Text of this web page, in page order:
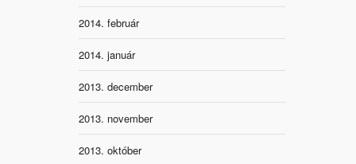
2014. február
2014. január
2013. december
2013. november
2013. október